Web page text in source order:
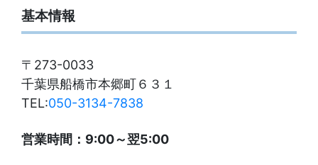
基本情報
〒273-0033
千葉県船橋市本郷町６３１
TEL:050-3134-7838
営業時間：9:00～翌5:00